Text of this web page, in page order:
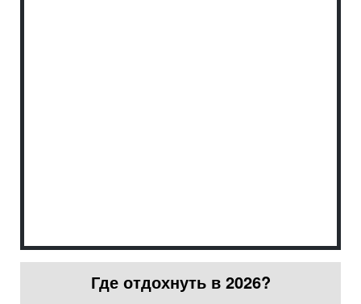
Где отдохнуть в 2026?